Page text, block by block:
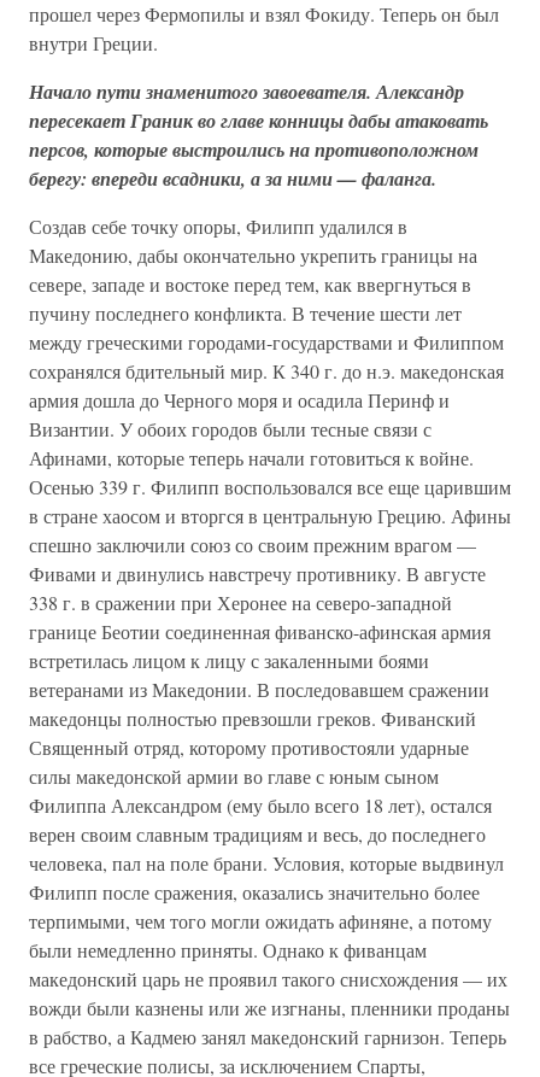
прошел через Фермопилы и взял Фокиду. Теперь он был
внутри Греции.
Начало пути знаменитого завоевателя. Александр
пересекает Граник во главе конницы дабы атаковать
персов, которые выстроились на противоположном
берегу: впереди всадники, а за ними — фаланга.
Создав себе точку опоры, Филипп удалился в
Македонию, дабы окончательно укрепить границы на
севере, западе и востоке перед тем, как ввергнуться в
пучину последнего конфликта. В течение шести лет
между греческими городами-государствами и Филиппом
сохранялся бдительный мир. К 340 г. до н.э. македонская
армия дошла до Черного моря и осадила Перинф и
Византии. У обоих городов были тесные связи с
Афинами, которые теперь начали готовиться к войне.
Осенью 339 г. Филипп воспользовался все еще царившим
в стране хаосом и вторгся в центральную Грецию. Афины
спешно заключили союз со своим прежним врагом —
Фивами и двинулись навстречу противнику. В августе
338 г. в сражении при Херонее на северо-западной
границе Беотии соединенная фиванско-афинская армия
встретилась лицом к лицу с закаленными боями
ветеранами из Македонии. В последовавшем сражении
македонцы полностью превзошли греков. Фиванский
Священный отряд, которому противостояли ударные
силы македонской армии во главе с юным сыном
Филиппа Александром (ему было всего 18 лет), остался
верен своим славным традициям и весь, до последнего
человека, пал на поле брани. Условия, которые выдвинул
Филипп после сражения, оказались значительно более
терпимыми, чем того могли ожидать афиняне, а потому
были немедленно приняты. Однако к фиванцам
македонский царь не проявил такого снисхождения — их
вожди были казнены или же изгнаны, пленники проданы
в рабство, а Кадмею занял македонский гарнизон. Теперь
все греческие полисы, за исключением Спарты,